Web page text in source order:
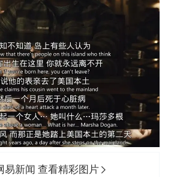
易新闻 查看精彩图片